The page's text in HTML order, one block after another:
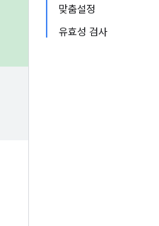
맞춤설정
유효성 검사